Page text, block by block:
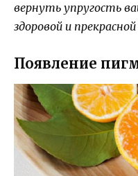
вернуть упругость
здоровой и
Появление